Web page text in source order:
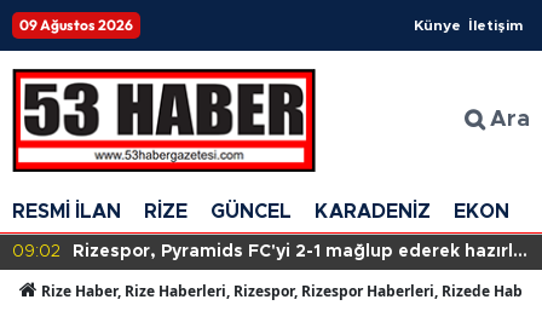
09 Ağustos 2026 Künye İletişim
Ara
RESMİ İLAN RİZE GÜNCEL KARADENİZ
09:02
Rizespor, Pyramids FC'yi 2-1 mağlup ederek hazırlık
Rize Haber, Rize Haberleri, Rizespor, Rizespor Haberleri, Rizede